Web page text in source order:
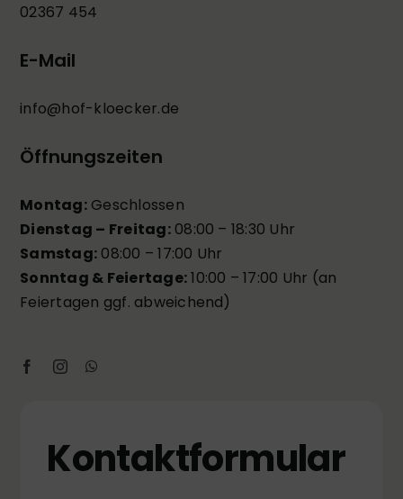
02367 454
E-Mail
info@hof-kloecker.de
Öffnungszeiten
Montag:Geschlossen
Dienstag – Freitag:08:00 – 18:30 Uhr
Samstag: 08:00 – 17:00 Uhr
Sonntag & Feiertage:10:00 – 17:00 Uhr (an
Feiertagen ggf. abweichend)
Kontakt­formular